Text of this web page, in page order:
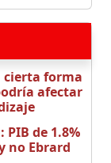
cierta forma
afectar
PIB de 1.8%
no Ebrard